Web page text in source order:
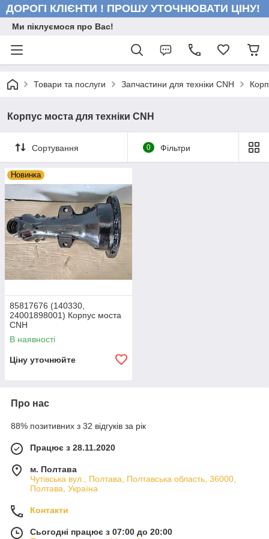
ДОРОГІ КЛІЄНТИ ! ПРОШУ УТОЧНЮВАТИ ЦІНУ!
Ми піклуємося про Вас!
Товари та послуги Запчастини для техніки CNH
Корпус моста для техніки CNH
Сортування 0 Фільтри
Новинка
85817676 (140330,
24001898001) Корпус моста
CNH
В наявності
Ціну уточнюйте
Про нас
88% позитивних з 32 відгуків за рік
Працює з 28.11.2020
м. Полтава
Чутівська вул., Полтава, Полтавська область, 36000,
Полтава, Україна
Контакти
Сьогодні працює з 07:00 до 20:00